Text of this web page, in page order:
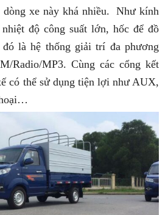
dòng xe này khá nhiều. Như kính
độ công suất lớn, hốc để đồ
là hệ thống giải trí đa phương
Radio/MP3. Cùng các cổng kết
có thể sử dụng tiện lợi như AUX,